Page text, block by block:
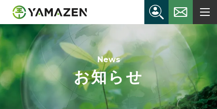
News
お知らせ